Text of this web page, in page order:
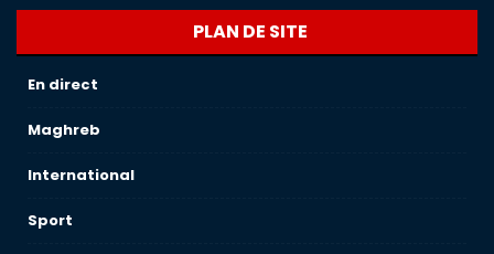
PLAN DE SITE
En direct
Maghreb
International
Sport